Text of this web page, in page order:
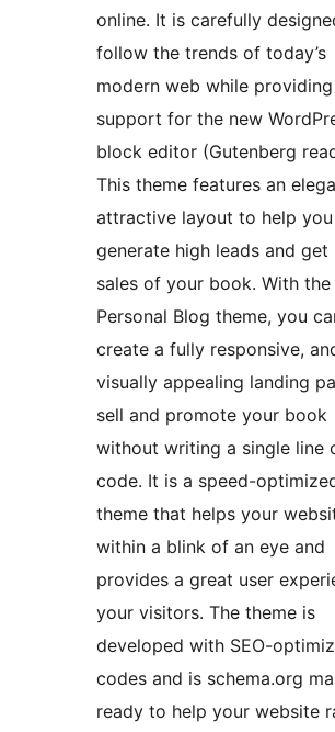
online. It is carefully
follow the trends of today’s
modern web while
support for the new
block editor (Gutenberg
This theme features an
attractive layout to help you
generate high leads and get
sales of your book. With
Personal Blog theme, you
create a fully responsive,
visually appealing landing
sell and promote your book
without writing a single line
code. It is a speed-
theme that helps your
within a blink of an eye and
provides a great user
your visitors. The theme is
developed with SEO-
codes and is schema.org
ready to help your website